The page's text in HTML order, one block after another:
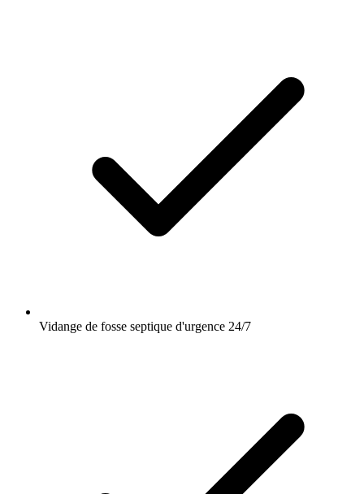
Vidange de fosse septique d'urgence 24/7